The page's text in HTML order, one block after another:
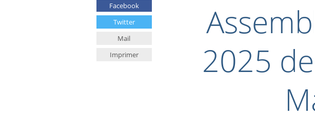
Facebook
Twitter
Mail
Imprimer
2025